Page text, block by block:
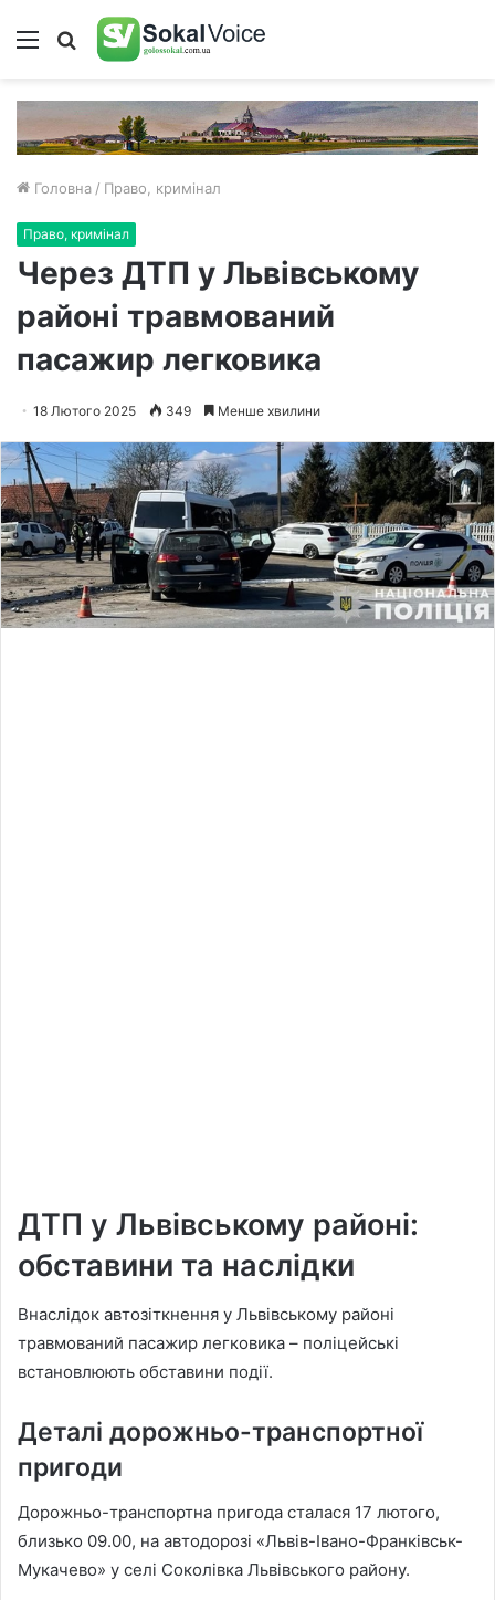
Меню Пошук
Головна / Право, кримінал
Право, кримінал
Через ДТП у Львівському
районі травмований
пасажир легковика
18 Лютого 2025 349 Менше хвилини
ДТП у Львівському районі:
обставини та наслідки
Внаслідок автозіткнення у Львівському районі
травмований пасажир легковика – поліцейські
встановлюють обставини події.
Деталі дорожньо-транспортної
пригоди
Дорожньо-транспортна пригода сталася 17 лютого,
близько 09.00, на автодорозі «Львів-Івано-Франківськ-
Мукачево» у селі Соколівка Львівського району.